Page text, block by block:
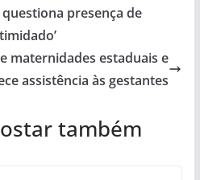
presença de
maternidades estaduais e
assistência às gestantes
também